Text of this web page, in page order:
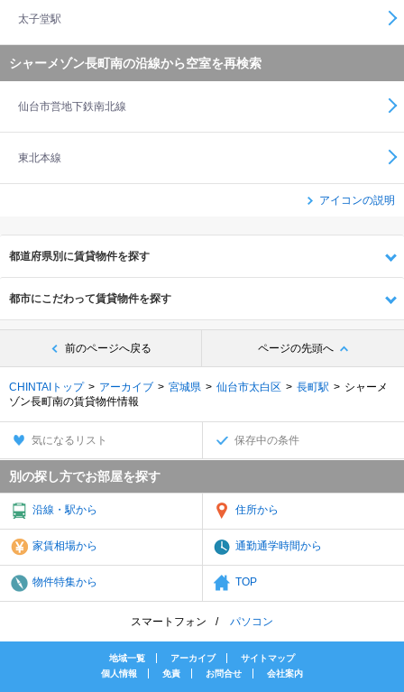
太子堂駅
シャーメゾン長町南の沿線から空室を再検索
仙台市営地下鉄南北線
東北本線
アイコンの説明
都道府県別に賃貸物件を探す
都市にこだわって賃貸物件を探す
前のページへ戻る ページの先頭へ
CHINTAIトップ アーカイブ 宮城県 仙台市太白区 長町駅
シャーメ
ゾン長町南の賃貸物件情報
気になるリスト 保存中の条件
別の探し方でお部屋を探す
沿線・駅から 住所から
家賃相場から 通勤通学時間から
物件特集から TOP
スマートフォン パソコン
地域一覧 アーカイブ
サイトマップ
個人情報
免責 お問合せ 会社案内